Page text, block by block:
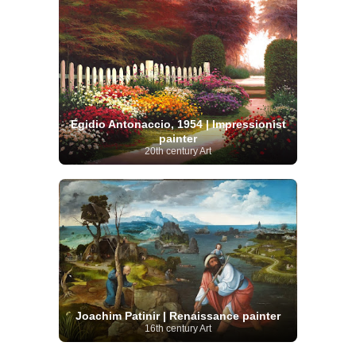
Egidio Antonaccio, 1954 | Impressionist
painter
20th century Art
Joachim Patinir | Renaissance painter
16th century Art